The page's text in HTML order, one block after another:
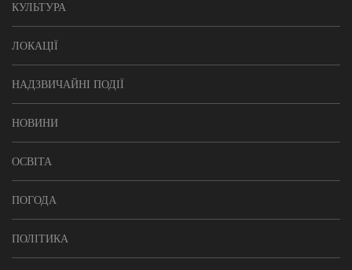
КУЛЬТУРА
ЛОКАЦІЇ
НАДЗВИЧАЙНІ ПОДІЇ
НОВИНИ
ОСВІТА
ПОГОДА
ПОЛІТИКА